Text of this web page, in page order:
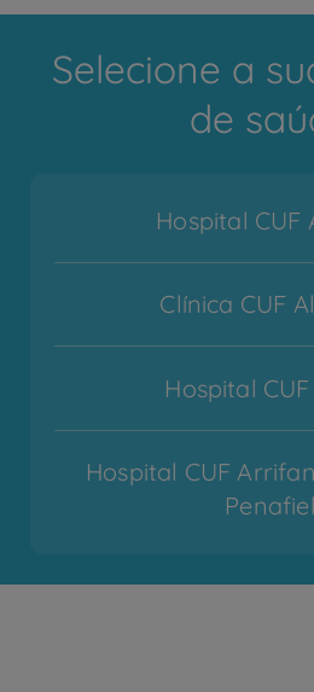
Selecione a
de
Hospital CUF
Clínica CUF
Hospital
Hospital CUF
Penafiel
Hospital CUF